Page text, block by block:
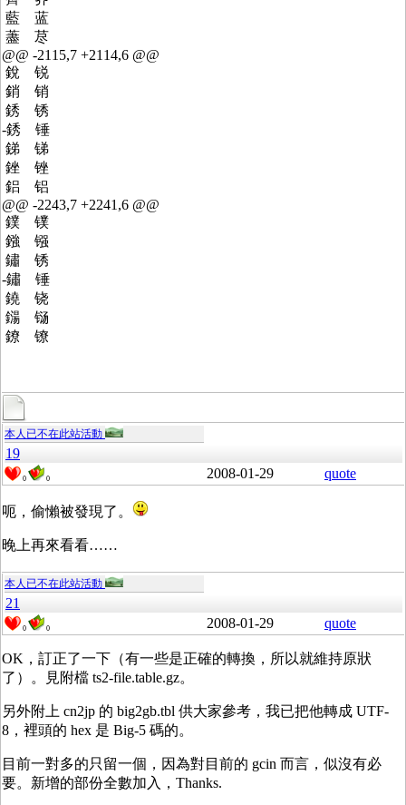
藍 蓝
藎 荩
@@ -2115,7 +2114,6 @@
銳 锐
銷 销
銹 锈
-銹 锤
銻 锑
銼 锉
鋁 铝
@@ -2243,7 +2241,6 @@
鏷 镤
鏹 镪
鏽 锈
-鏽 锤
鐃 铙
鐋 铴
鐐 镣
本人已不在此站活動
19
0 0 2008-01-29 quote
呃，偷懶被發現了。
晚上再來看看……
本人已不在此站活動
21
0 0 2008-01-29 quote
OK，訂正了一下（有一些是正確的轉換，所以就維持原狀
了）。見附檔 ts2-file.table.gz。
另外附上 cn2jp 的 big2gb.tbl 供大家參考，我已把他轉成 UTF-
8，裡頭的 hex 是 Big-5 碼的。
目前一對多的只留一個，因為對目前的 gcin 而言，似沒有必
要。新增的部份全數加入，Thanks.